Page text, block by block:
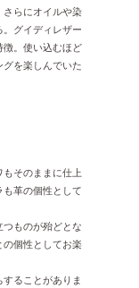
さらにオイルや染
グイディレザー
徴。使い込むほど
を楽しんでいた
もそのままに仕上
革の個性として
ものが殆どとな
個性としてお楽
ることがありま